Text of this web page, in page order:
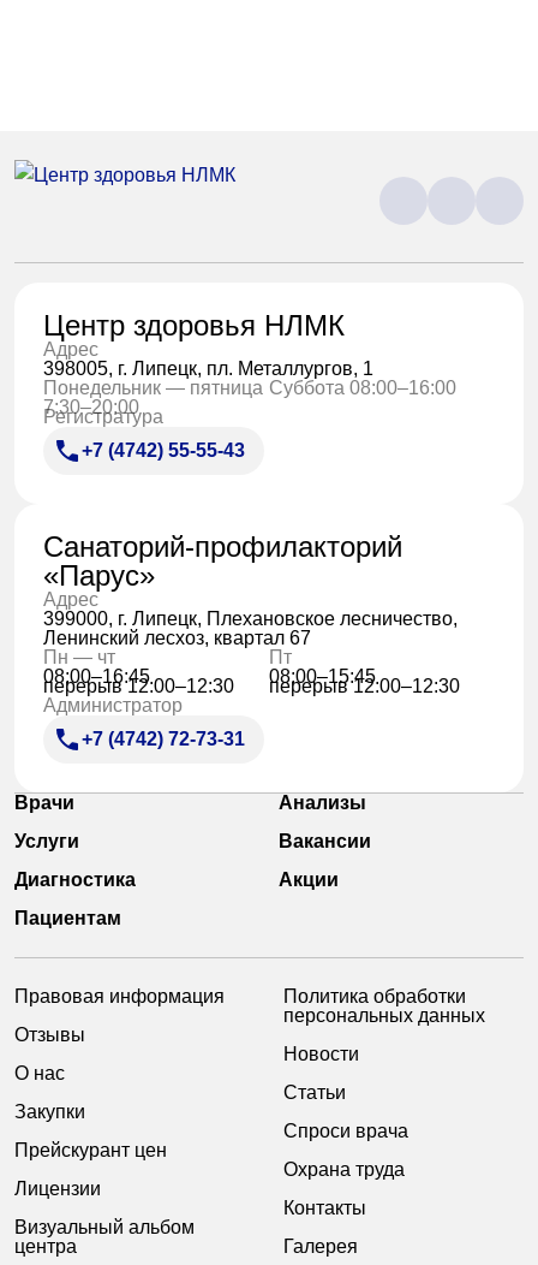
Центр здоровья НЛМК
Адрес
398005, г. Липецк, пл. Металлургов, 1
Понедельник — пятница
7:30–20:00
Суббота 08:00–16:00
Регистратура
+7 (4742) 55-55-43
Санаторий-профилакторий
«Парус»
Адрес
399000, г. Липецк, Плехановское лесничество,
Ленинский лесхоз, квартал 67
Пн — чт
08:00–16:45
перерыв 12:00–12:30
Пт
08:00–15:45
перерыв 12:00–12:30
Администратор
+7 (4742) 72-73-31
Врачи
Анализы
Услуги
Вакансии
Диагностика
Акции
Пациентам
Правовая информация
Отзывы
О нас
Закупки
Прейскурант цен
Лицензии
Визуальный альбом
центра
Политика обработки
персональных данных
Новости
Статьи
Спроси врача
Охрана труда
Контакты
Галерея